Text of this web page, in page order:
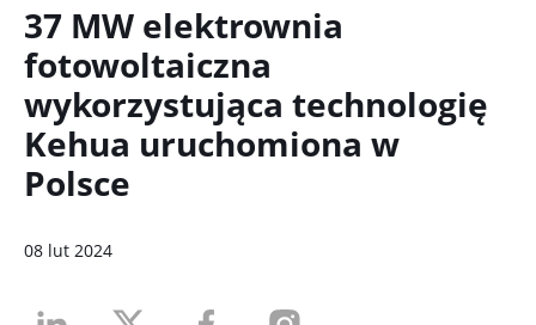

37 MW elektrownia
fotowoltaiczna
wykorzystująca technologię
Kehua uruchomiona w
Polsce
08 lut 2024